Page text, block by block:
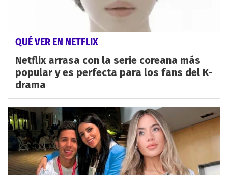
QUÉ VER EN NETFLIX
Netflix arrasa con la serie coreana más
popular y es perfecta para los fans del K-
drama